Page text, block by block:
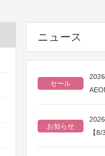
ニュース
セール
お知らせ
【